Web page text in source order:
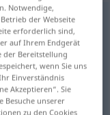
antippen)
Notwendige,
der Webseite
erforderlich sind,
auf Ihrem Endgerät
der Bereitstellung
wenn Sie uns
Einverständnis
Akzeptieren“. Sie
unserer
zu den Cookies